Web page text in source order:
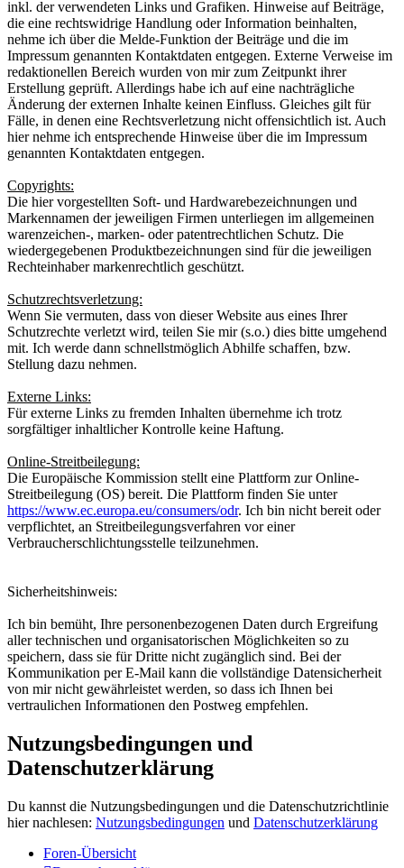
inkl. der verwendeten Links und Grafiken. Hinweise auf Beiträge,
die eine rechtswidrige Handlung oder Information beinhalten,
nehme ich über die Melde-Funktion der Beiträge und die im
Impressum genannten Kontaktdaten entgegen. Externe Verweise im
redaktionellen Bereich wurden von mir zum Zeitpunkt ihrer
Erstellung geprüft. Allerdings habe ich auf eine nachträgliche
Änderung der externen Inhalte keinen Einfluss. Gleiches gilt für
Fälle, in denen eine Rechtsverletzung nicht offensichtlich ist. Auch
hier nehme ich entsprechende Hinweise über die im Impressum
genannten Kontaktdaten entgegen.
Copyrights:
Die hier vorgestellten Soft- und Hardwarebezeichnungen und
Markennamen der jeweiligen Firmen unterliegen im allgemeinen
warenzeichen-, marken- oder patentrechtlichen Schutz. Die
wiedergegebenen Produktbezeichnungen sind für die jeweiligen
Rechteinhaber markenrechtlich geschützt.
Schutzrechtsverletzung:
Wenn Sie vermuten, dass von dieser Website aus eines Ihrer
Schutzrechte verletzt wird, teilen Sie mir (s.o.) dies bitte umgehend
mit. Ich werde dann schnellstmöglich Abhilfe schaffen, bzw.
Stellung dazu nehmen.
Externe Links:
Für externe Links zu fremden Inhalten übernehme ich trotz
sorgfältiger inhaltlicher Kontrolle keine Haftung.
Online-Streitbeilegung:
Die Europäische Kommission stellt eine Plattform zur Online-
Streitbeilegung (OS) bereit. Die Plattform finden Sie unter
https://www.ec.europa.eu/consumers/odr. Ich bin nicht bereit oder
verpflichtet, an Streitbeilegungsverfahren vor einer
Verbraucherschlichtungsstelle teilzunehmen.
Sicherheitshinweis:
Ich bin bemüht, Ihre personenbezogenen Daten durch Ergreifung
aller technischen und organisatorischen Möglichkeiten so zu
speichern, dass sie für Dritte nicht zugänglich sind. Bei der
Kommunikation per E-Mail kann die vollständige Datensicherheit
von mir nicht gewährleistet werden, so dass ich Ihnen bei
vertraulichen Informationen den Postweg empfehlen.
Nutzungsbedingungen und
Datenschutzerklärung
Du kannst die Nutzungsbedingungen und die Datenschutzrichtlinie
hier nachlesen: Nutzungsbedingungen und Datenschutzerklärung
Foren-Übersicht